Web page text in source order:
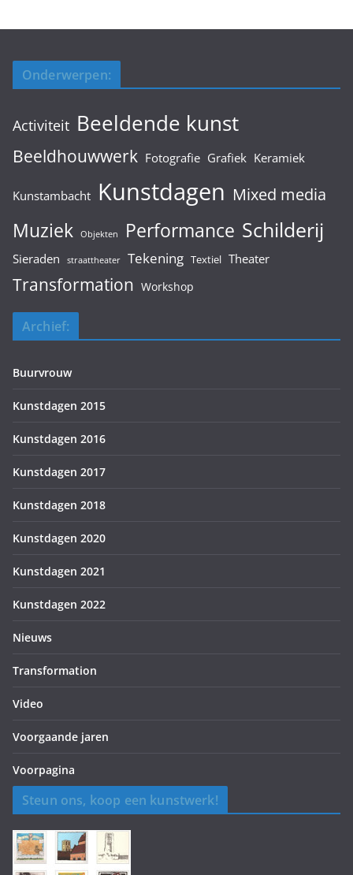
Onderwerpen:
Activiteit Beeldende kunst
Beeldhouwwerk Fotografie Grafiek Keramiek
Kunstambacht Kunstdagen Mixed media
Muziek Objekten Performance Schilderij
Sieraden straattheater Tekening Textiel Theater
Transformation Workshop
Archief:
Buurvrouw
Kunstdagen 2015
Kunstdagen 2016
Kunstdagen 2017
Kunstdagen 2018
Kunstdagen 2020
Kunstdagen 2021
Kunstdagen 2022
Nieuws
Transformation
Video
Voorgaande jaren
Voorpagina
Steun ons, koop een kunstwerk!